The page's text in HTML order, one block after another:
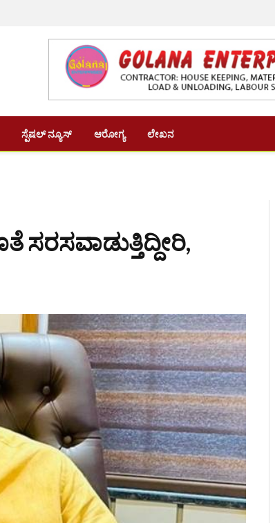
ಸ್ಪೆಷಲ್ ನ್ಯೂಸ್ ಆರೋಗ್ಯ ಲೇಖನ
ಸರಸವಾಡುತ್ತಿದ್ದೀರಿ,